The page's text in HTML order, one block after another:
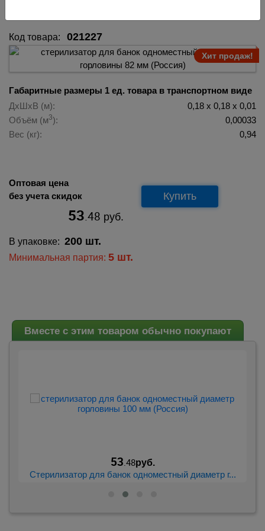
Код товара: 021227
Хит продаж!
Габаритные размеры 1 ед. товара в транспортном виде
ДхШхВ (м):
0,18 х 0,18 х 0,01
Объём (м3):
0,00033
Вес (кг):
0,94
Оптовая цена
без учета скидок
53.48 руб.
Купить
В упаковке: 200 шт.
Минимальная партия: 5 шт.
Вместе с этим товаром обычно покупают
53.48руб.
Стерилизатор для банок одноместный диаметр г...